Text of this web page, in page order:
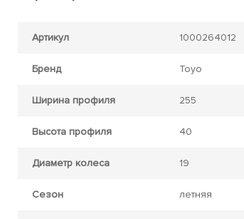
Артикул 1000264012
Бренд Toyo
Ширина профиля 255
Высота профиля 40
Диаметр колеса 19
Сезон летняя